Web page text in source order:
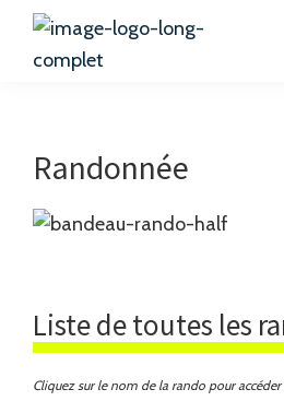
Passer
Passer
principale
Passer
4
Vents
à
Bussang
Hautes-
Randonnée
Liste de toutes les
Cliquez sur le nom de la rando pour accéder